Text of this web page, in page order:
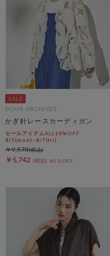
DOUX ARCHIVES
かぎ針レースカーディガン
セールアイテムALL10%OFF
8/3(mon)~8/7(fri)
￥5,742 40％OFF
￥9,570